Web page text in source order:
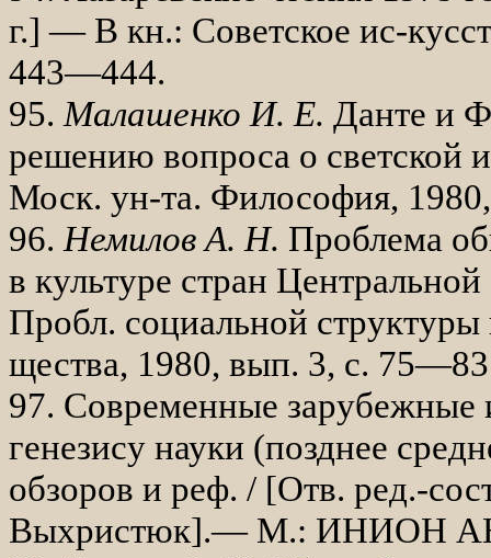
г.] — В кн.: Советское ис-
443—444.
95. Малашенко И. Е. Данте и
реше­нию вопроса о светской
Моск. ун-та. Философия,
96. Немилов А. Н. Проблема
в культуре стран
Пробл. социальной
щества, 1980, вып. 3, с.
97. Современные зарубежные
генези­су науки (позднее
обзо­ров и реф. / [Отв. ред.-
Выхристюк].— М.: ИНИОН